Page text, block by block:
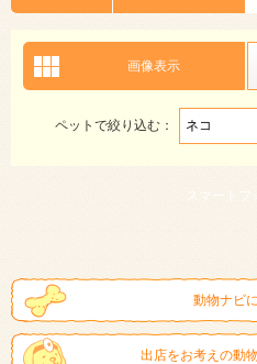
画像表示
ペットで絞り込む：
スマートフ
動物ナビ
出店をお考えの動